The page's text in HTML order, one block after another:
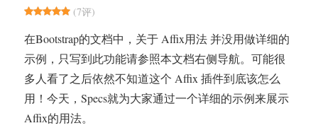
(7评)
在Bootstrap的文档中，关于 Affix用法 并没用做详细的
示例，只写到此功能请参照本文档右侧导航。可能很
多人看了之后依然不知道这个 Affix 插件到底该怎么
用！今天，Specs就为大家通过一个详细的示例来展示
Affix的用法。